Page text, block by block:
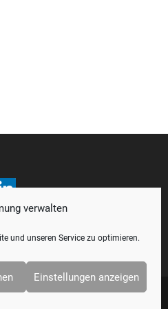
verwalten
und unseren Service zu optimieren.
Einstellungen anzeigen